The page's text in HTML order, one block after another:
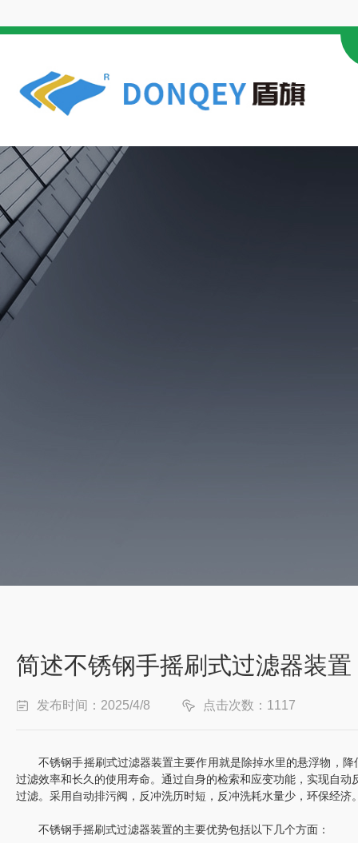
简述不锈钢手摇刷式过滤器装置
发布时间：2025/4/8 点击次数：1117
不锈钢手摇刷式过滤器装置主要作用就是除掉水里的悬浮物，降
过滤效率和长久的使用寿命。通过自身的检索和应变功能，实现自
过滤。采用自动排污阀，反冲洗历时短，反冲洗耗水量少，环保经
‌不锈钢手摇刷式过滤器装置的主要优势包括以下几个方面‌：